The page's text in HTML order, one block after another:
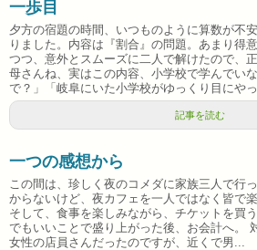
一歩目
夕方の宿題の時間、いつものように算数が不
りました。内容は『割合』の問題。あまり得
つつ、意外とスムーズに二人で解けたので、
母さんね、実はこの内容、小学校で学んでい
で？」「岐阜にいた小学校がゆっくり目にや
記事を読む
一つの感想から
この間は、珍しく夜のコメダに家族三人で行
からないけど、夜カフェを一人ではなく皆で
そして、食事を楽しみながら、チケットを買
でもいいことで盛り上がった後、お会計へ。
女性の店員さんだったのですが、近くで男...